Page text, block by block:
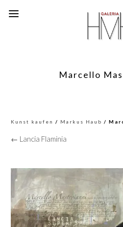
Marcello
Kunst kaufen / Markus Haub /
← Lancia Flaminia